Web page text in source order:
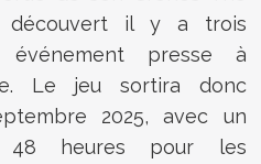
découvert il y a trois
presse à
Le jeu sortira donc
2025, avec un
48 heures pour les